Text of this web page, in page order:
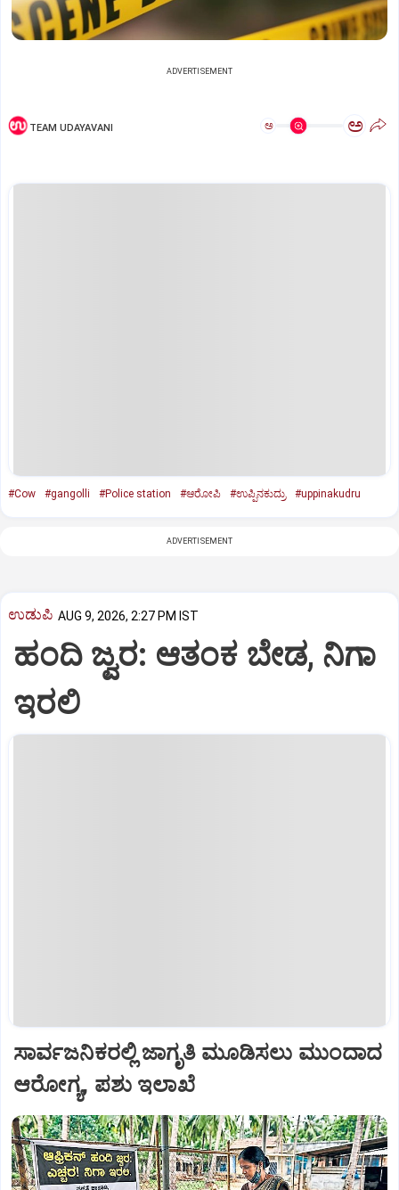
ADVERTISEMENT
TEAM UDAYAVANI ಅ ಅ
#Cow #gangolli #Police station #ಆರೋಪಿ #ಉಪ್ಪಿನಕುದ್ರು #uppinakudru
ADVERTISEMENT
ಉಡುಪಿ AUG 9, 2026, 2:27 PM IST
ಹಂದಿ ಜ್ವರ: ಆತಂಕ ಬೇಡ, ನಿಗಾ
ಇರಲಿ
ಸಾರ್ವಜನಿಕರಲ್ಲಿ ಜಾಗೃತಿ ಮೂಡಿಸಲು ಮುಂದಾದ
ಆರೋಗ್ಯ, ಪಶು ಇಲಾಖೆ